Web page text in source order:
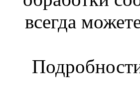
всегда